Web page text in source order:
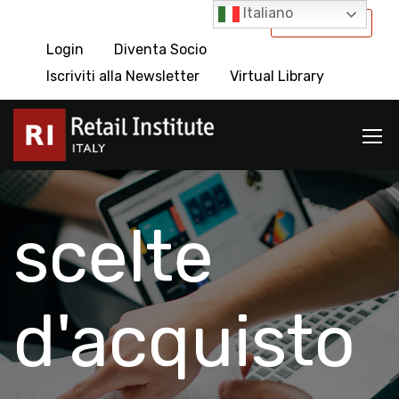
International
Login
Diventa Socio
Iscriviti alla Newsletter
Virtual Library
scelte
d'acquisto
Italiano